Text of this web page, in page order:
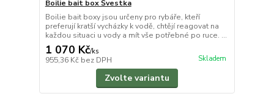
Boilie bait box Švestka
Boilie bait boxy jsou určeny pro rybáře, kteří
preferují kratší vycházky k vodě, chtějí reagovat na
každou situaci u vody a mít vše potřebné po ruce. ...
1 070 Kč/ks
955,36 Kč bez DPH Skladem
Zvolte variantu